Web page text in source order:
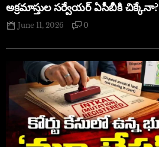
అక్రమాస్తుల సర్వేయర్ ఏసీబీకి చిక్కేనా?
June 11, 2026 0